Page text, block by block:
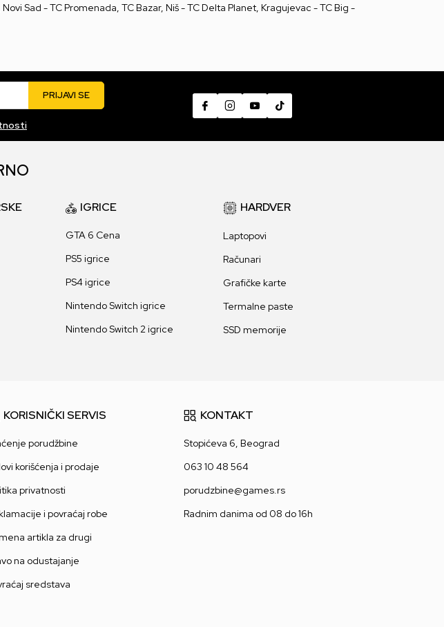
Sad - TC Promenada, TC Bazar, Niš - TC Delta Planet, Kragujevac - TC Big -
PRIJAVI SE
IGRICE
GTA 6 Cena
PS5 igrice
PS4 igrice
Nintendo Switch igrice
Nintendo Switch 2 igrice
HARDVER
Laptopovi
Računari
Grafičke karte
Termalne paste
SSD memorije
KORISNIČKI SERVIS
porudžbine
korišćenja i prodaje
privatnosti
i povraćaj robe
artikla za drugi
na odustajanje
sredstava
KONTAKT
Stopićeva 6, Beograd
063 10 48 564
porudzbine@games.rs
Radnim danima od 08 do 16h